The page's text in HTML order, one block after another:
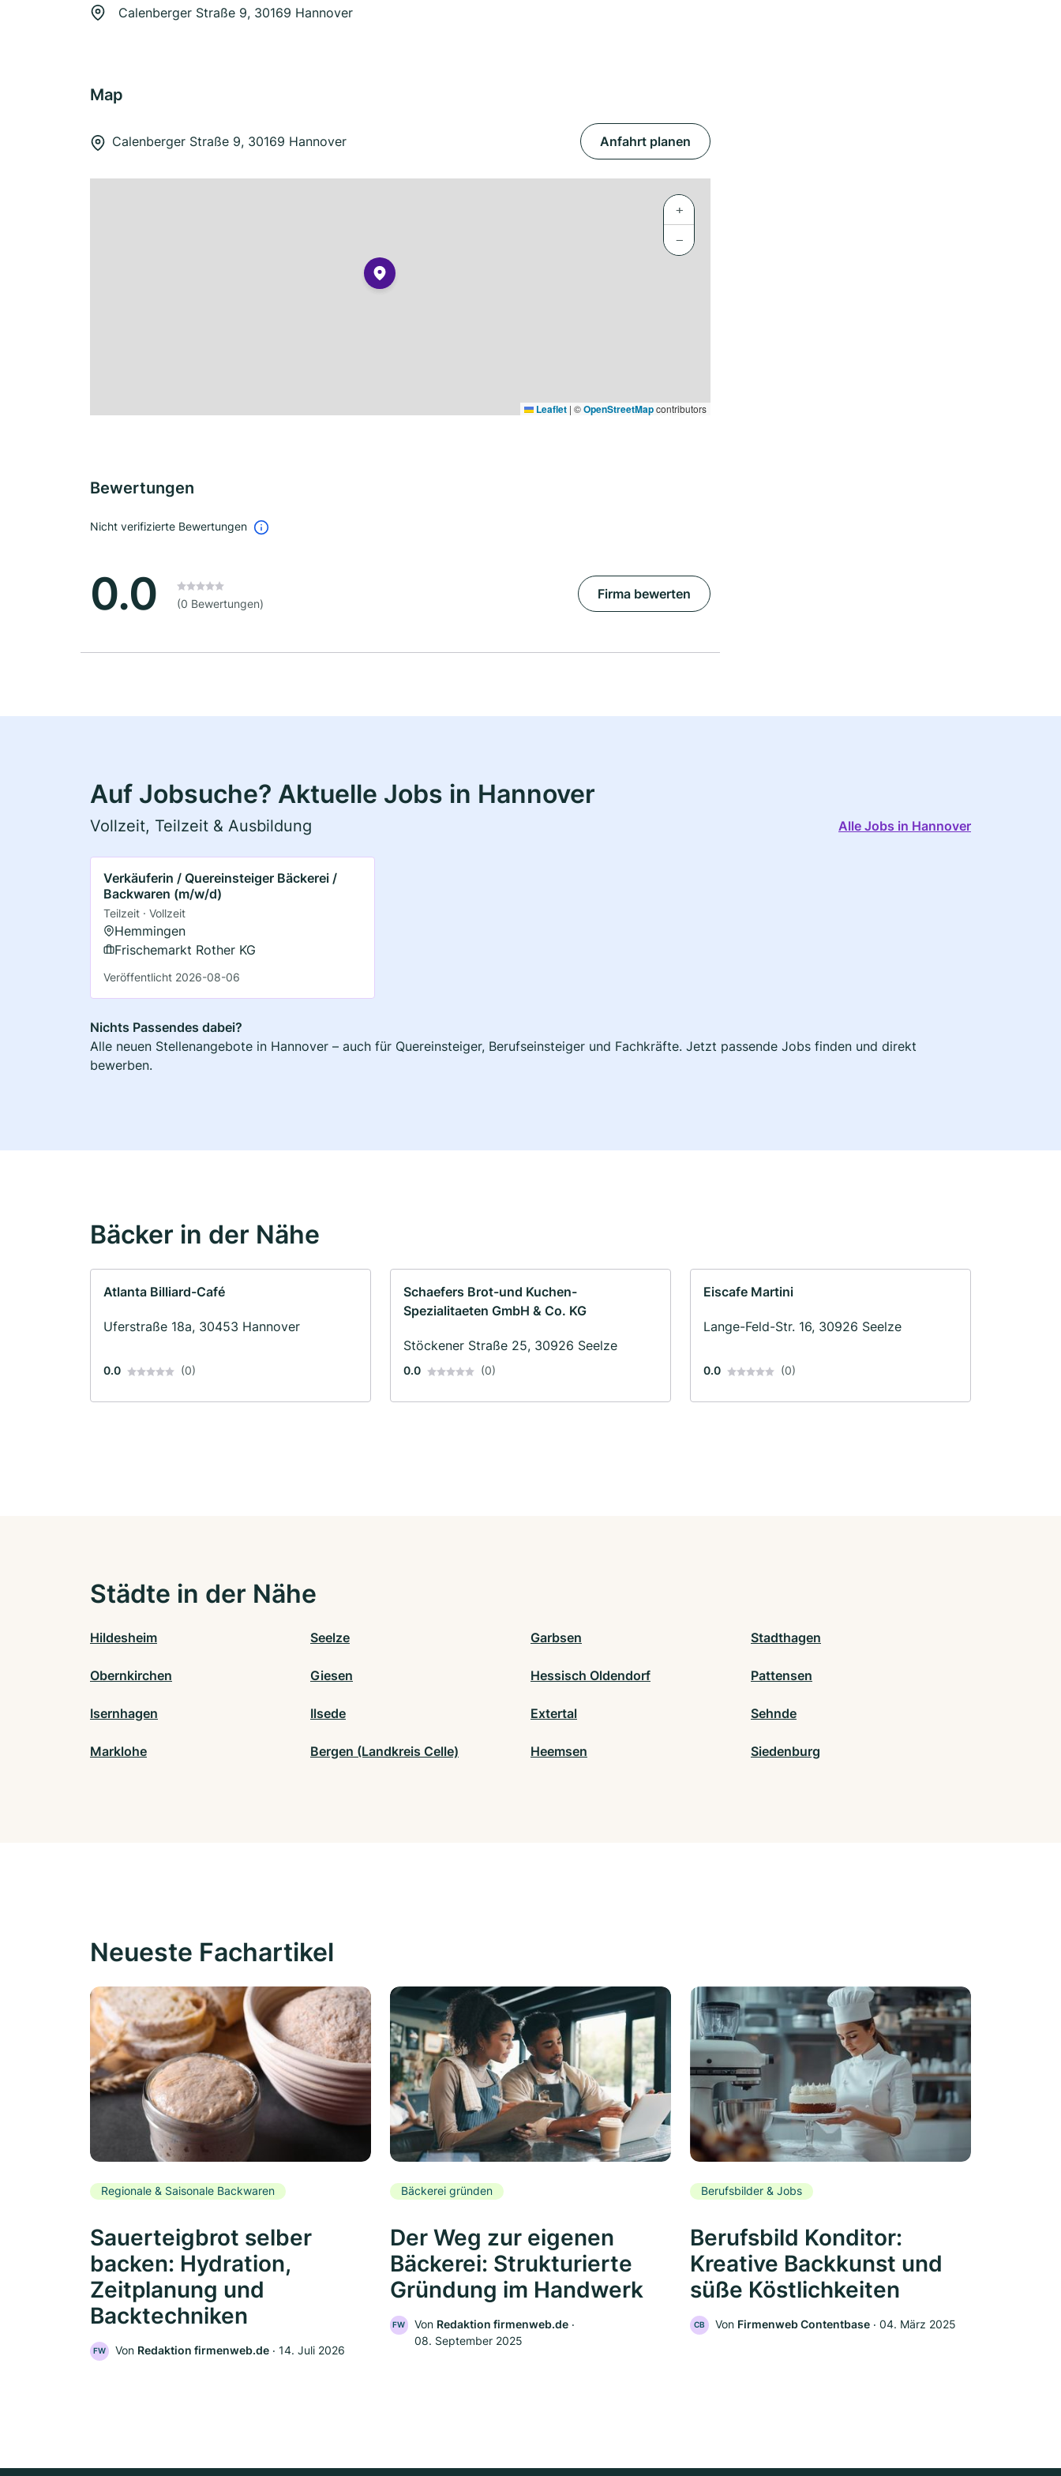
Calenberger Straße 9, 30169 Hannover
Map
Calenberger Straße 9, 30169 Hannover Anfahrt planen
+
−
Leaflet | ©OpenStreetMapcontributors
Bewertungen
Nicht verifizierte Bewertungen
0.0 (0 Bewertungen)
Firma bewerten
Auf Jobsuche? Aktuelle Jobs in Hannover
Vollzeit, Teilzeit & Ausbildung Alle Jobs in Hannover
Verkäuferin / Quereinsteiger Bäckerei /
Backwaren (m/w/d)
Teilzeit · Vollzeit
Hemmingen
Frischemarkt Rother KG
Veröffentlicht 2026-08-06
Nichts Passendes dabei?
Alle neuen Stellenangebote in Hannover – auch für Quereinsteiger, Berufseinsteiger und Fachkräfte. Jetzt passende Jobs finden und direkt
bewerben.
Bäcker in der Nähe
Atlanta Billiard-Café
Uferstraße 18a, 30453 Hannover
0.0 (0)
Schaefers Brot-und Kuchen-
Spezialitaeten GmbH & Co. KG
Stöckener Straße 25, 30926 Seelze
0.0 (0)
Eiscafe Martini
Lange-Feld-Str. 16, 30926 Seelze
0.0 (0)
Städte in der Nähe
Hildesheim Seelze Garbsen Stadthagen
Obernkirchen Giesen Hessisch Oldendorf Pattensen
Isernhagen Ilsede Extertal Sehnde
Marklohe Bergen (Landkreis Celle) Heemsen Siedenburg
Neueste Fachartikel
Regionale & Saisonale Backwaren
Sauerteigbrot selber
backen: Hydration,
Zeitplanung und
Backtechniken
FW Von Redaktion firmenweb.de ‧ 14. Juli 2026
Bäckerei gründen
Der Weg zur eigenen
Bäckerei: Strukturierte
Gründung im Handwerk
FW Von Redaktion firmenweb.de‧
08. September 2025
Berufsbilder & Jobs
Berufsbild Konditor:
Kreative Backkunst und
süße Köstlichkeiten
CB Von Firmenweb Contentbase ‧ 04. März 2025